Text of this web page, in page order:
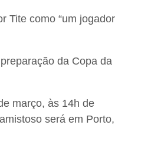
Tite como “um jogador
da Copa da
março, às 14h de
será em Porto,